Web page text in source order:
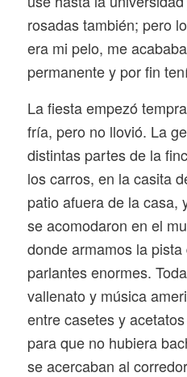
rosadas también; pero
era mi pelo, me
permanente y por fin
La fiesta empezó
fría, pero no llovió. La
distintas partes de la
los carros, en la casita
patio afuera de la casa,
se acomodaron en el
donde armamos la
parlantes enormes.
vallenato y música
entre casetes y
para que no hubiera
se acercaban al